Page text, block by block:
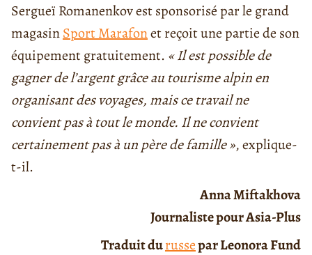
Sergueï Romanenkov est sponsorisé par le grand
magasinSport Marafonet reçoit une partie de son
équipement gratuitement. « Il est possible de
gagner de l’argent grâce au tourisme alpin en
organisant des voyages, mais ce travail ne
convient pas à tout le monde. Il ne convient
certainement pas à un père de famille », explique-
t-il.
Anna Miftakhova
Journaliste pour Asia-Plus
Traduit durussepar Leonora Fund